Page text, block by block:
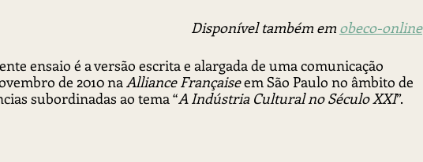
Disponível também em obeco-online
ensaio é a versão escrita e alargada de uma comunicação
de 2010 na Alliance Française em São Paulo no âmbito de
subordinadas ao tema “A Indústria Cultural no Século XXI”.